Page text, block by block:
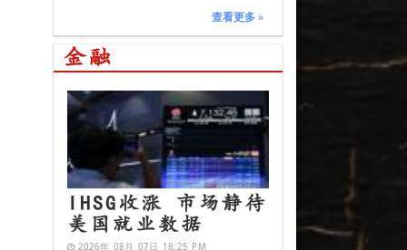
查看更多 »
金融
IHSG收涨 市场静待
美国就业数据
2026年 08月 07日 18:25 PM